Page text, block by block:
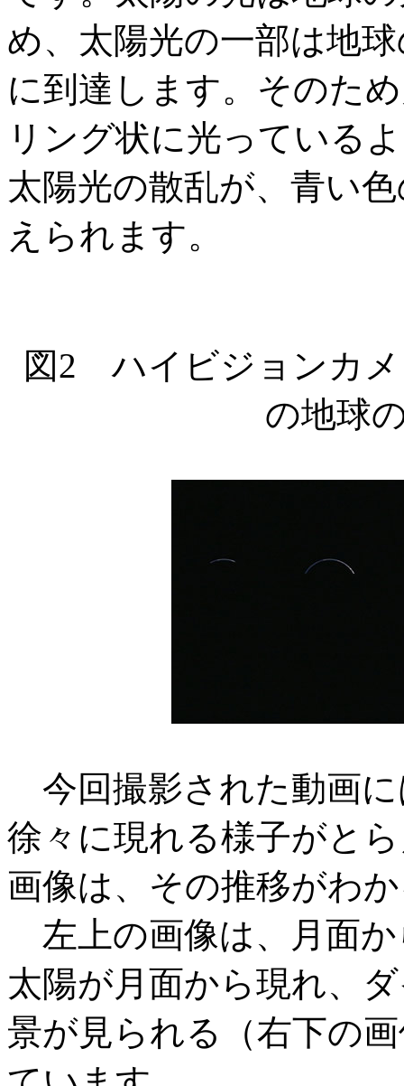
め、太陽光の一部は地
に到達します。そのた
リング状に光っている
太陽光の散乱が、青い
えられます。
図2 ハイビジョンカメ
の地球
今回撮影された動画
徐々に現れる様子がと
画像は、その推移がわ
左上の画像は、月面
太陽が月面から現れ、
景が見られる（右下の